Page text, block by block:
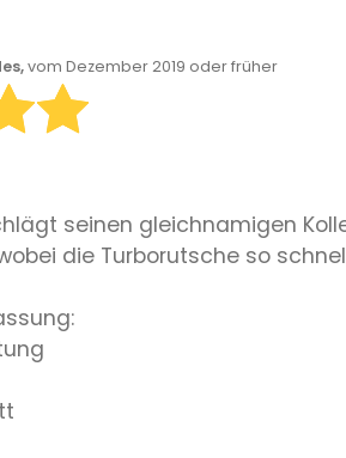
vom Dezember 2019 oder früher
seinen gleichnamigen
die Turborutsche so